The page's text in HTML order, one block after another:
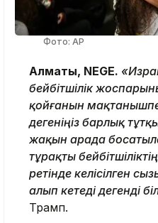
Фото: AP
Алматы, NEGE.
бейбітшілік
қойғанын
дегеніңіз барлық
жақын арада
тұрақты
ретінде келісілген
алып кетеді дегенді
Трамп.